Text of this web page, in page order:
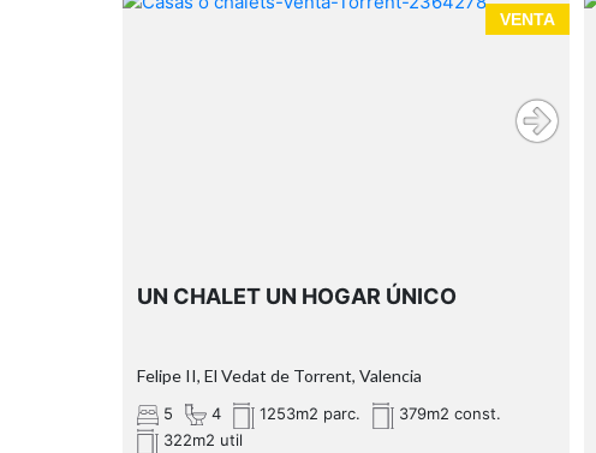
VENTA
UN CHALET UN HOGAR ÚNICO
Felipe II, El Vedat de Torrent, Valencia
5 4 1253m2 parc.
379m2 const.
322m2 util